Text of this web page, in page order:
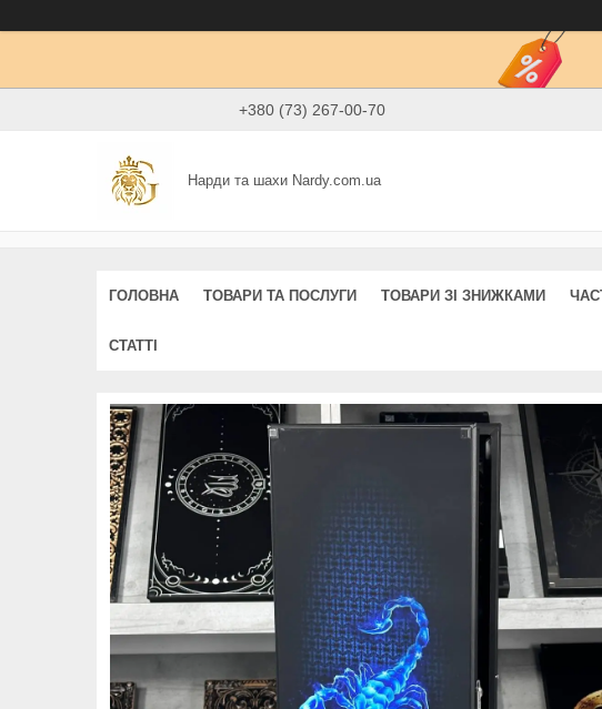
+380 (73) 267-00-70
Нарди та шахи Nardy.com.ua
ГОЛОВНА ТОВАРИ ТА ПОСЛУГИ ТОВАРИ ЗІ ЗНИЖКАМИ
СТАТТІ